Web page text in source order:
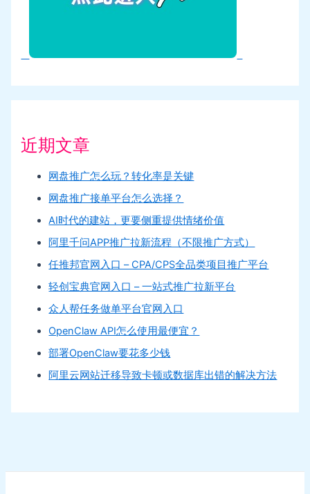
近期文章
网盘推广怎么玩？转化率是关键
网盘推广接单平台怎么选择？
AI时代的建站，更要侧重提供情绪价值
阿里千问APP推广拉新流程（不限推广方式）
任推邦官网入口 – CPA/CPS全品类项目推广平台
轻创宝典官网入口 – 一站式推广拉新平台
众人帮任务做单平台官网入口
OpenClaw API怎么使用最便宜？
部署OpenClaw要花多少钱
阿里云网站迁移导致卡顿或数据库出错的解决方法